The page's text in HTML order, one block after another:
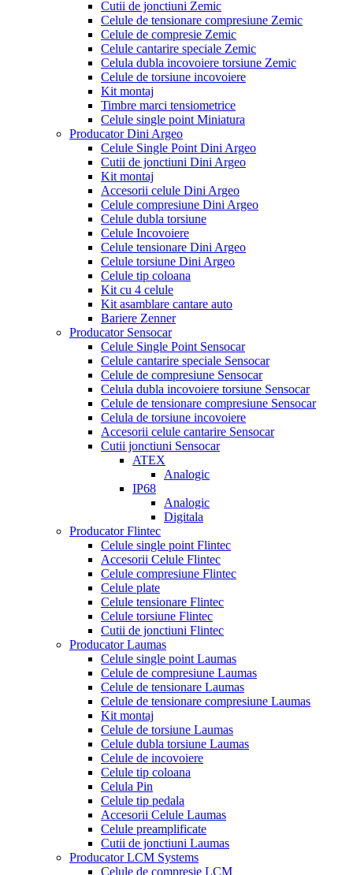
Cutii de jonctiuni Zemic
Celule de tensionare compresiune Zemic
Celule de compresie Zemic
Celule cantarire speciale Zemic
Celula dubla incovoiere torsiune Zemic
Celule de torsiune incovoiere
Kit montaj
Timbre marci tensiometrice
Celule single point Miniatura
Producator Dini Argeo
Celule Single Point Dini Argeo
Cutii de jonctiuni Dini Argeo
Kit montaj
Accesorii celule Dini Argeo
Celule compresiune Dini Argeo
Celule dubla torsiune
Celule Incovoiere
Celule tensionare Dini Argeo
Celule torsiune Dini Argeo
Celule tip coloana
Kit cu 4 celule
Kit asamblare cantare auto
Bariere Zenner
Producator Sensocar
Celule Single Point Sensocar
Celule cantarire speciale Sensocar
Celule de compresiune Sensocar
Celula dubla incovoiere torsiune Sensocar
Celule de tensionare compresiune Sensocar
Celula de torsiune incovoiere
Accesorii celule cantarire Sensocar
Cutii jonctiuni Sensocar
ATEX
Analogic
IP68
Analogic
Digitala
Producator Flintec
Celule single point Flintec
Accesorii Celule Flintec
Celule compresiune Flintec
Celule plate
Celule tensionare Flintec
Celule torsiune Flintec
Cutii de jonctiuni Flintec
Producator Laumas
Celule single point Laumas
Celule de compresiune Laumas
Celule de tensionare Laumas
Celule de tensionare compresiune Laumas
Kit montaj
Celule de torsiune Laumas
Celule dubla torsiune Laumas
Celule de incovoiere
Celule tip coloana
Celula Pin
Celule tip pedala
Accesorii Celule Laumas
Celule preamplificate
Cutii de jonctiuni Laumas
Producator LCM Systems
Celule de compresie LCM